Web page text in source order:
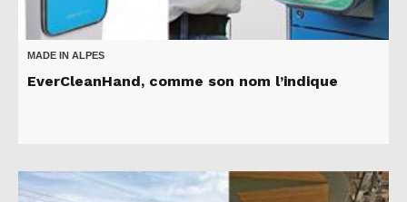
MADE IN ALPES
EverCleanHand, comme son nom l’indique